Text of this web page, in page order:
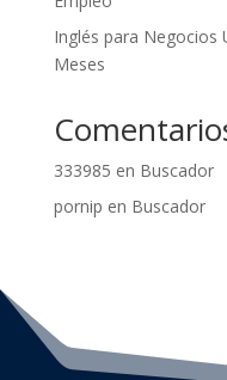
Inglés para Negocios
Meses
333985 en Buscador
pornip en Buscador